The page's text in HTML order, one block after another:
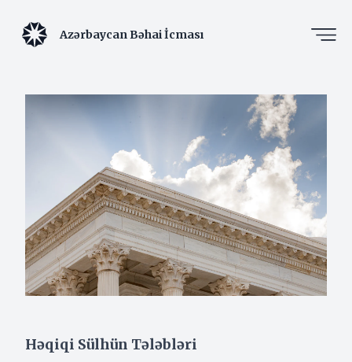
Azərbaycan Bəhai İcması
Həqiqi Sülhün Tələbləri